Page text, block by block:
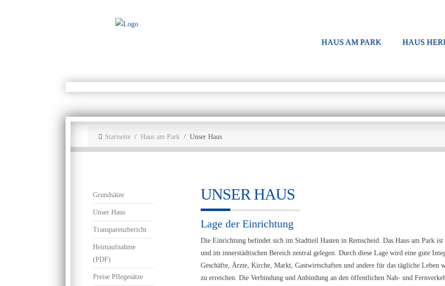
HAUS AM PARK HAUS
Startseite Haus am Park Unser Haus
Grundsätze
Unser Haus
Transparenzbericht
Heimaufnahme
(PDF)
Preise Pflegesätze
UNSER HAUS
Lage der Einrichtung
Die Einrichtung befindet sich im Stadtteil Hasten in Remscheid. Das Haus am Park
und im innerstädtischen Bereich zentral gelegen. Durch diese Lage wird eine gute
Geschäfte, Ärzte, Kirche, Markt, Gastwirtschaften und andere für das tägliche Leben
zu erreichen. Die Verbindung und Anbindung an den öffentlichen Nah- und